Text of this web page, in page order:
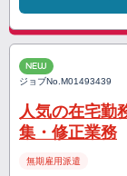
NEW
ジョブNo.M01493439
人気の在宅勤
集・修正業務
無期雇用派遣